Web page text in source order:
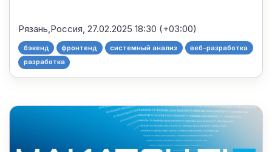
Рязань,Россия,27.02.2025 18:30 (+03:00)
бэкенд фронтенд системный анализ
веб-разработка
разработка